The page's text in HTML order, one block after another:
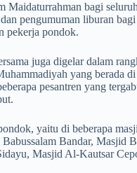
Maidaturrahman bagi
pengumuman liburan
pekerja pondok.
juga digelar dalam
yang berada
pesantren yang
yaitu di beberapa
Bandar, Masjid
Masjid Al-Kautsar